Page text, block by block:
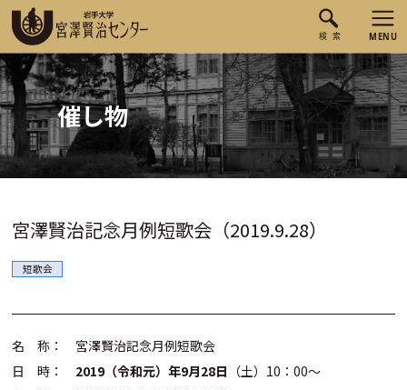
催し物
宮澤賢治記念月例短歌会（2019.9.28）
短歌会
名 称： 宮澤賢治記念月例短歌会
日 時： 2019（令和元）年9月28日 （土）10：00～